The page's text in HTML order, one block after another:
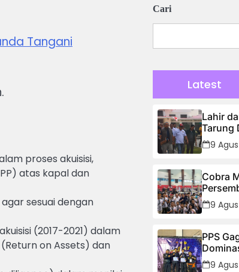
Tangani
proses akuisisi,
atas kapal dan
sesuai dengan
(2017-2021) dalam
on Assets) dan
Cari
Latest
Lahir
Tarung
Terlatih
9
Cobra
Kota
9
PPS
Silat
9